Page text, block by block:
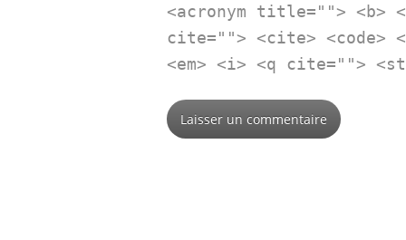
<acronym title=""> <b>
cite=""> <cite> <code>
<em> <i> <q cite="">